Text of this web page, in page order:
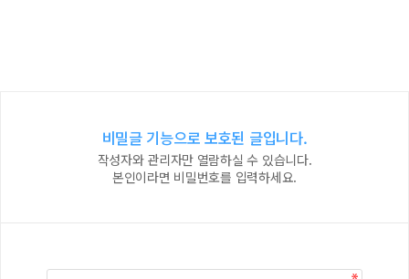
비밀글 기능으로 보호된 글입니다.
작성자와 관리자만 열람하실 수 있습니다.
본인이라면 비밀번호를 입력하세요.